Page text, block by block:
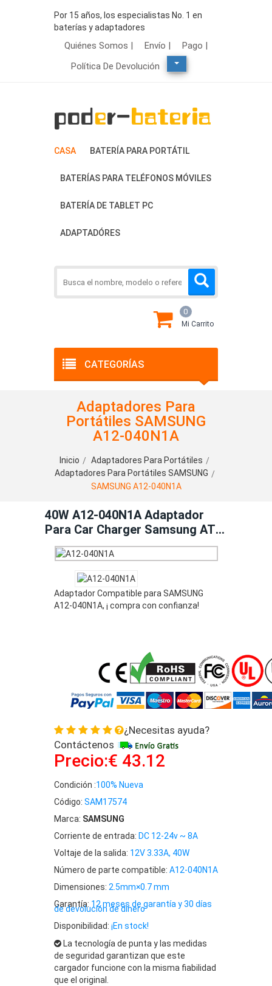
Por 15 años, los especialistas No. 1 en
baterías y adaptadores
Quiénes Somos | Envío |
Pago |
Política De Devolución
CASA BATERÍA PARA PORTÁTIL
BATERÍAS PARA TELÉFONOS MÓVILES
BATERÍA DE TABLET PC
ADAPTADÓRES
CATEGORÍAS
0
Mi Carrito
Adaptadores Para
Portátiles SAMSUNG
A12-040N1A
Inicio
Adaptadores Para Portátiles
Adaptadores Para Portátiles SAMSUNG
SAMSUNG A12-040N1A
40W A12-040N1A Adaptador
Para Car Charger Samsung ATIV
Smart PC Pro XQ700T1C-A54
Tablet
Adaptador Compatible para SAMSUNG
A12-040N1A, ¡ compra con confianza!
¿Necesitas ayuda?
Contáctenos
Precio:€ 43.12
Condición :100% Nueva
Código: SAM17574
Marca: SAMSUNG
Corriente de entrada: DC 12-24v ~ 8A
Voltaje de la salida: 12V 3.33A, 40W
Número de parte compatible: A12-040N1A
Dimensiones: 2.5mm×0.7 mm
Garantía: 12 meses de garantía y 30 días
de devolución de dinero
Disponibilidad: ¡En stock!
La tecnología de punta y las medidas
de seguridad garantizan que este
cargador funcione con la misma fiabilidad
que el original.